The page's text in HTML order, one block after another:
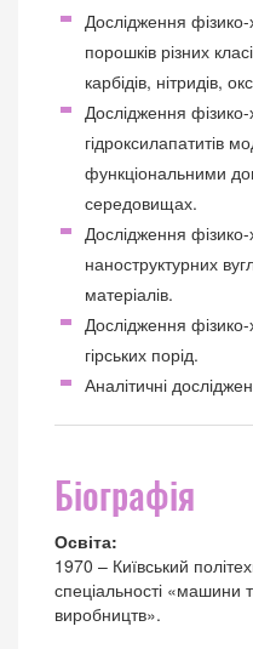
Дослідження фізико-
порошків різних
карбідів, нітридів,
Дослідження фізико-
гідроксилапатитів
функціональними
середовищах.
Дослідження фізико-
наноструктурних
матеріалів.
Дослідження фізико-
гірських порід.
Аналітичні
Біографія
Освіта:
1970 – Київський
спеціальності «машини
виробництв».